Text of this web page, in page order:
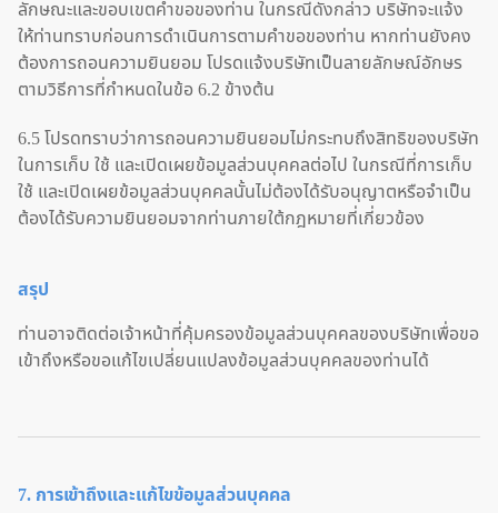
ลักษณะและขอบเขตคำขอของท่าน ในกรณีดังกล่าว บริษัทจะแจ้ง
ให้ท่านทราบก่อนการดำเนินการตามคำขอของท่าน หากท่านยังคง
ต้องการถอนความยินยอม โปรดแจ้งบริษัทเป็นลายลักษณ์อักษร
ตามวิธีการที่กำหนดในข้อ 6.2 ข้างต้น
6.5 โปรดทราบว่าการถอนความยินยอมไม่กระทบถึงสิทธิของบริษัท
ในการเก็บ ใช้ และเปิดเผยข้อมูลส่วนบุคคลต่อไป ในกรณีที่การเก็บ
ใช้ และเปิดเผยข้อมูลส่วนบุคคลนั้นไม่ต้องได้รับอนุญาตหรือจำเป็น
ต้องได้รับความยินยอมจากท่านภายใต้กฎหมายที่เกี่ยวข้อง
สรุป
ท่านอาจติดต่อเจ้าหน้าที่คุ้มครองข้อมูลส่วนบุคคลของบริษัทเพื่อขอ
เข้าถึงหรือขอแก้ไขเปลี่ยนแปลงข้อมูลส่วนบุคคลของท่านได้
7. การเข้าถึงและแก้ไขข้อมูลส่วนบุคคล